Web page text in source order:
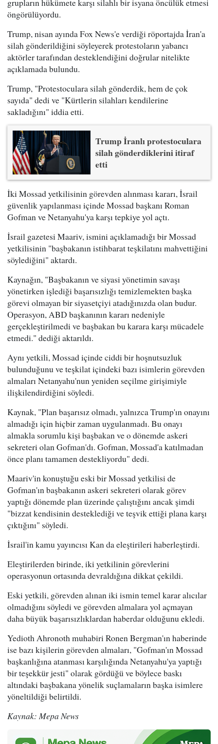
grupların hükümete karşı silahlı bir isyana öncülük etmesi
öngörülüyordu.
Trump, nisan ayında Fox News'e verdiği röportajda İran'a
silah gönderildiğini söyleyerek protestoların yabancı
aktörler tarafından desteklendiğini doğrular nitelikte
açıklamada bulundu.
Trump, "Protestoculara silah gönderdik, hem de çok
sayıda" dedi ve "Kürtlerin silahları kendilerine
sakladığını" iddia etti.
Trump İranlı protestoculara
silah gönderdiklerini itiraf
etti
İki Mossad yetkilisinin görevden alınması kararı, İsrail
güvenlik yapılanması içinde Mossad başkanı Roman
Gofman ve Netanyahu'ya karşı tepkiye yol açtı.
İsrail gazetesi Maariv, ismini açıklamadığı bir Mossad
yetkilisinin "başbakanın istihbarat teşkilatını mahvettiğini
söylediğini" aktardı.
Kaynağın, "Başbakanın ve siyasi yönetimin savaşı
yönetirken işlediği başarısızlığı temizlemekten başka
görevi olmayan bir siyasetçiyi atadığınızda olan budur.
Operasyon, ABD başkanının kararı nedeniyle
gerçekleştirilmedi ve başbakan bu karara karşı mücadele
etmedi." dediği aktarıldı.
Aynı yetkili, Mossad içinde ciddi bir hoşnutsuzluk
bulunduğunu ve teşkilat içindeki bazı isimlerin görevden
almaları Netanyahu'nun yeniden seçilme girişimiyle
ilişkilendirdiğini söyledi.
Kaynak, "Plan başarısız olmadı, yalnızca Trump'ın onayını
almadığı için hiçbir zaman uygulanmadı. Bu onayı
almakla sorumlu kişi başbakan ve o dönemde askeri
sekreteri olan Gofman'dı. Gofman, Mossad'a katılmadan
önce planı tamamen destekliyordu" dedi.
Maariv'in konuştuğu eski bir Mossad yetkilisi de
Gofman'ın başbakanın askeri sekreteri olarak görev
yaptığı dönemde plan üzerinde çalıştığını ancak şimdi
"bizzat kendisinin desteklediği ve teşvik ettiği plana karşı
çıktığını" söyledi.
İsrail'in kamu yayıncısı Kan da eleştirileri haberleştirdi.
Eleştirilerden birinde, iki yetkilinin görevlerini
operasyonun ortasında devraldığına dikkat çekildi.
Eski yetkili, görevden alınan iki ismin temel karar alıcılar
olmadığını söyledi ve görevden almalara yol açmayan
daha büyük başarısızlıklardan haberdar olduğunu ekledi.
Yedioth Ahronoth muhabiri Ronen Bergman'ın haberinde
ise bazı kişilerin görevden almaları, "Gofman'ın Mossad
başkanlığına atanması karşılığında Netanyahu'ya yaptığı
bir teşekkür jesti" olarak gördüğü ve böylece baskı
altındaki başbakana yönelik suçlamaların başka isimlere
yöneltildiği belirtildi.
Kaynak: Mepa News